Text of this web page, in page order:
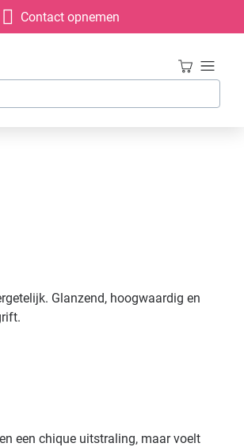
Contact opnemen
Glanzend, hoogwaardig en
een chique uitstraling, maar voelt